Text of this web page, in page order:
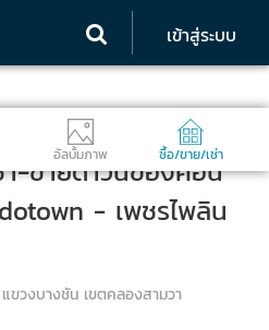
เข้าสู่ระบบ
อัลบั้มภาพ ซื้อ/ขาย/เช่า
า-ขายดาวน์ของคอน
- เพชรไพลิน
ขวงบางชัน เขตคลองสามวา